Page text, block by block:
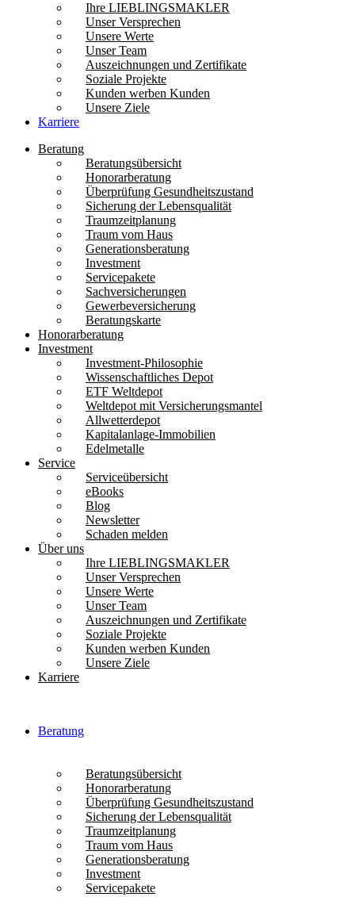
Ihre LIEBLINGSMAKLER
Unser Versprechen
Unsere Werte
Unser Team
Auszeichnungen und Zertifikate
Soziale Projekte
Kunden werben Kunden
Unsere Ziele
Karriere
Beratung
Beratungsübersicht
Honorarberatung
Überprüfung Gesundheitszustand
Sicherung der Lebensqualität
Traumzeitplanung
Traum vom Haus
Generationsberatung
Investment
Servicepakete
Sachversicherungen
Gewerbeversicherung
Beratungskarte
Honorarberatung
Investment
Investment-Philosophie
Wissenschaftliches Depot
ETF Weltdepot
Weltdepot mit Versicherungsmantel
Allwetterdepot
Kapitalanlage-Immobilien
Edelmetalle
Service
Serviceübersicht
eBooks
Blog
Newsletter
Schaden melden
Über uns
Ihre LIEBLINGSMAKLER
Unser Versprechen
Unsere Werte
Unser Team
Auszeichnungen und Zertifikate
Soziale Projekte
Kunden werben Kunden
Unsere Ziele
Karriere
Beratung
Beratungsübersicht
Honorarberatung
Überprüfung Gesundheitszustand
Sicherung der Lebensqualität
Traumzeitplanung
Traum vom Haus
Generationsberatung
Investment
Servicepakete